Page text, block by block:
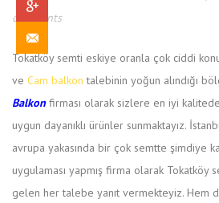
comments
Tokatköy semti eskiye oranla çok ciddi
ve Cam balkon talebinin yoğun alındığı
Balkonfirması olarak sizlere en iyi
uygun dayanıklı ürünler sunmaktayız.
avrupa yakasında bir çok semtte şimdiye
uygulaması yapmış firma olarak Tokatköy
gelen her talebe yanıt vermekteyiz. Hem